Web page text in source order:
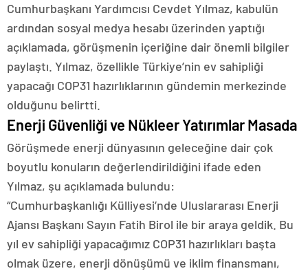
Cumhurbaşkanı Yardımcısı Cevdet Yılmaz, kabulün
ardından sosyal medya hesabı üzerinden yaptığı
açıklamada, görüşmenin içeriğine dair önemli bilgiler
paylaştı. Yılmaz, özellikle Türkiye’nin ev sahipliği
yapacağı COP31 hazırlıklarının gündemin merkezinde
olduğunu belirtti.
Enerji Güvenliği ve Nükleer Yatırımlar Masada
Görüşmede enerji dünyasının geleceğine dair çok
boyutlu konuların değerlendirildiğini ifade eden
Yılmaz, şu açıklamada bulundu:
“Cumhurbaşkanlığı Külliyesi’nde Uluslararası Enerji
Ajansı Başkanı Sayın Fatih Birol ile bir araya geldik. Bu
yıl ev sahipliği yapacağımız COP31 hazırlıkları başta
olmak üzere, enerji dönüşümü ve iklim finansmanı,